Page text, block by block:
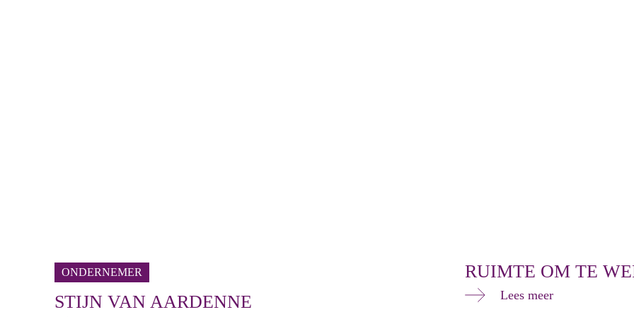
ONDERNEMER
STIJN VAN AARDENNE
RUIMTE OM TE
Lees meer